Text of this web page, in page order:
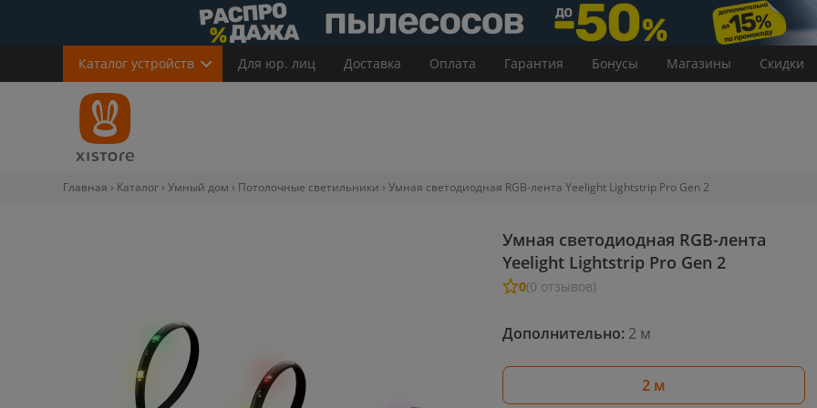
Каталог устройств Для юр. лиц Доставка Оплата Гарантия Бонусы Магазины Скидки
Главная Каталог Умный дом Потолочные светильники Умная светодиодная RGB-лента Yeelight Lightstrip Pro Gen 2
Умная светодиодная RGB-лента
Yeelight Lightstrip Pro Gen 2
0(0 отзывов)
Дополнительно: 2 м
2 м